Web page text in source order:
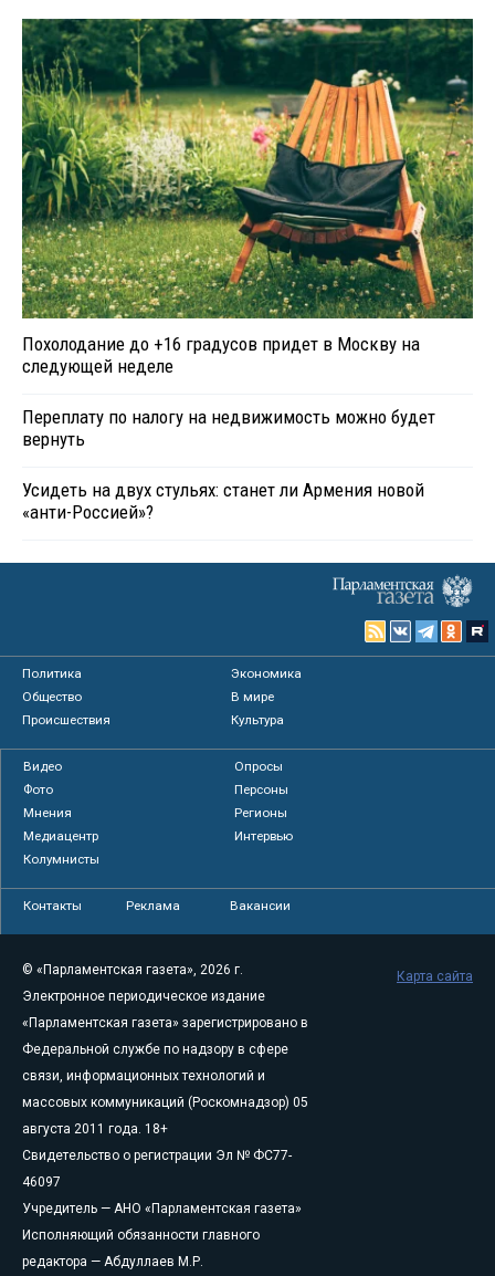
Похолодание до +16 градусов придет в Москву на
следующей неделе
Переплату по налогу на недвижимость можно будет
вернуть
Усидеть на двух стульях: станет ли Армения новой
«анти-Россией»?
Политика
Экономика
Общество
В мире
Происшествия
Культура
Видео
Опросы
Фото
Персоны
Мнения
Регионы
Медиацентр
Интервью
Колумнисты
Контакты Реклама Вакансии
© «Парламентская газета», 2026 г.
Электронное периодическое издание
«Парламентская газета» зарегистрировано в
Федеральной службе по надзору в сфере
связи, информационных технологий и
массовых коммуникаций (Роскомнадзор) 05
августа 2011 года. 18+
Свидетельство о регистрации Эл № ФС77-
46097
Учредитель — АНО «Парламентская газета»
Исполняющий обязанности главного
редактора — Абдуллаев М.Р.
Карта сайта